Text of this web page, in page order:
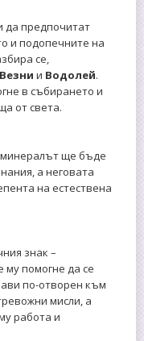
да предпочитат
и подопечните на
се,
Везни и Водолей.
в събирането и
от света.
минералът ще бъде
а неговата
на естествена
знак –
му помогне да се
по-отворен към
мисли, а
работа и